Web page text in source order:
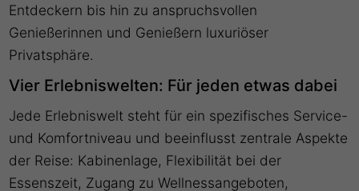
Entdeckern bis hin zu anspruchsvollen
Genießerinnen und Genießern luxuriöser
Privatsphäre.
Vier Erlebniswelten: Für jeden etwas dabei
Jede Erlebniswelt steht für ein spezifisches Service-
und Komfortniveau und beeinflusst zentrale Aspekte
der Reise: Kabinenlage, Flexibilität bei der
Essenszeit, Zugang zu Wellnessangeboten,